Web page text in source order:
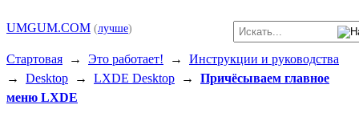
UMGUM.COM (лучше)
Стартовая → Это работает! → Инструкции и руководства
→ Desktop → LXDE Desktop → Причёсываем главное
меню LXDE